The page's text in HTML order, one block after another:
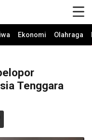
Ekonomi Olahraga
Tenggara